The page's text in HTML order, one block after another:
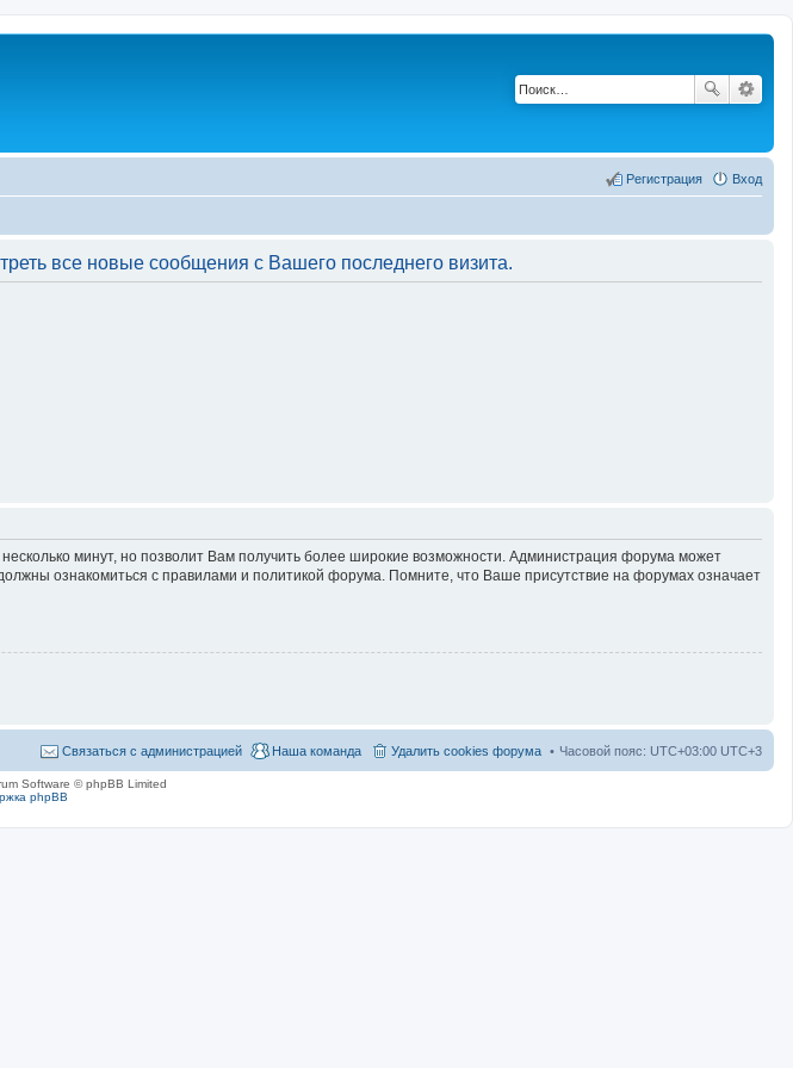
Вход
Регистрация
все новые сообщения с Вашего последнего визита.
минут, но позволит Вам получить более широкие возможности. Администрация форума может
ознакомиться с правилами и политикой форума. Помните, что Ваше присутствие на форумах означает
Часовой пояс: UTC+03:00 UTC+3
Удалить cookies форума
Наша команда
Связаться с администрацией
Software © phpBB Limited
phpBB